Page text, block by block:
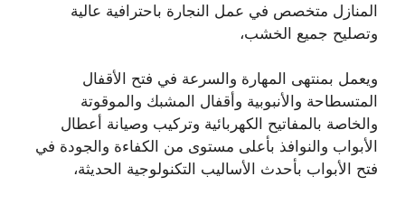
المنازل متخصص في عمل النجارة باحترافية عالية
وتصليح جميع الخشب،
ويعمل بمنتهى المهارة والسرعة في فتح الأقفال
المتسطاحة والأنبوبية وأقفال المشبك والموقوتة
والخاصة بالمفاتيح الكهربائية وتركيب وصيانة أعطال
الأبواب والنوافذ بأعلى مستوى من الكفاءة والجودة في
فتح الأبواب بأحدث الأساليب التكنولوجية الحديثة،